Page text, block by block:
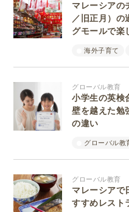
マレーシアの
／旧正月）の
グモールで楽
海外子育て
グローバル教育
小学生の英検
壁を越えた勉
の違い
グローバル教
グローバル教育
マレーシアで
すすめレスト